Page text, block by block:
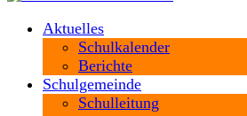
Aktuelles
Schulkalender
Berichte
Schulgemeinde
Schulleitung